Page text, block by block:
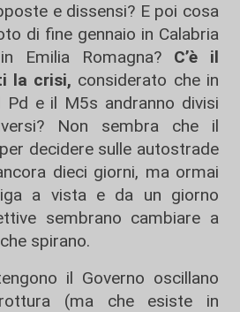
e dissensi? E poi cosa
di fine gennaio in Calabria
Emilia Romagna? C’è il
la crisi, considerato che in
Pd e il M5s andranno divisi
Non sembra che il
decidere sulle autostrade
dieci giorni, ma ormai
a vista e da un giorno
sembrano cambiare a
spirano.
il Governo oscillano
(ma che esiste in